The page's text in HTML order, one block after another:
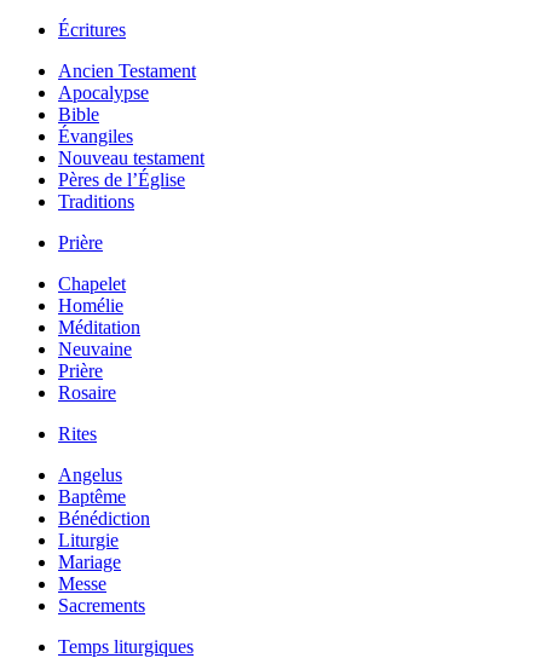
Écritures
Ancien Testament
Apocalypse
Bible
Évangiles
Nouveau testament
Pères de l’Église
Traditions
Prière
Chapelet
Homélie
Méditation
Neuvaine
Prière
Rosaire
Rites
Angelus
Baptême
Bénédiction
Liturgie
Mariage
Messe
Sacrements
Temps liturgiques